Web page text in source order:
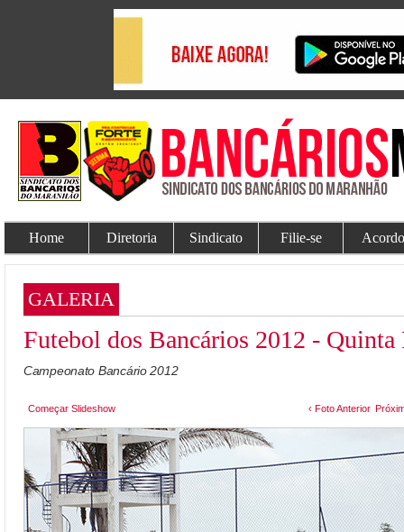
Home Diretoria Sindicato Filie-se
GALERIA
Futebol dos Bancários 2012 - Quinta
Campeonato Bancário 2012
Começar Slideshow ‹ Foto Anterior